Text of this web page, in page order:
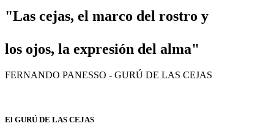
"Las cejas, el marco del rostro y
los ojos, la expresión del alma"
FERNANDO PANESSO - GURÚ DE LAS CEJAS
El GURÚ DE LAS CEJAS